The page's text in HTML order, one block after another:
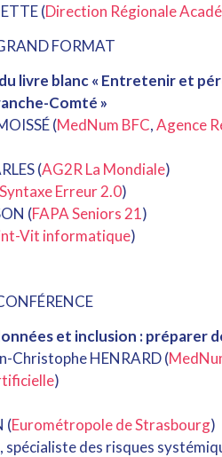
(Direction Régionale
FORMAT
livre blanc « Entretenir et
Comté »
(MedNum BFC,Agence
(AG2R La Mondiale)
Syntaxe Erreur 2.0)
(FAPA Seniors 21)
Vit informatique)
et inclusion : préparer
Christophe HENRARD (
)
(Eurométropole de Strasbourg)
spécialiste des risques